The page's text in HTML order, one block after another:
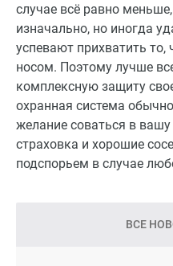
случае всё равно
изначально, но иногда
успевают прихватить
носом. Поэтому лучше
комплексную защиту
охранная система
желание соваться в
страховка и хорошие
подспорьем в случае
ВСЕ